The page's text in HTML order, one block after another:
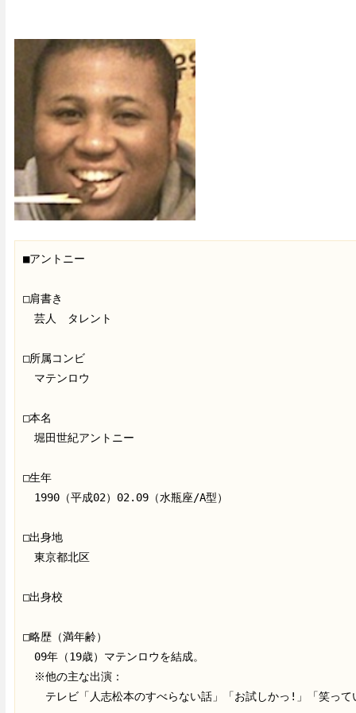
■アントニー
□肩書き
芸人　タレント
□所属コンビ
マテンロウ
□本名
堀田世紀アントニー
□生年
1990（平成02）02.09（水瓶座/A型）
□出身地
東京都北区
□出身校
□略歴（満年齢）
09年（19歳）マテンロウを結成。
※他の主な出演：
テレビ「人志松本のすべらない話」「お試しかっ!」「笑って